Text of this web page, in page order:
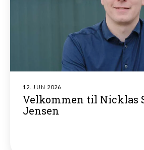
12. JUN 2026
Velkommen til Nicklas
Jensen